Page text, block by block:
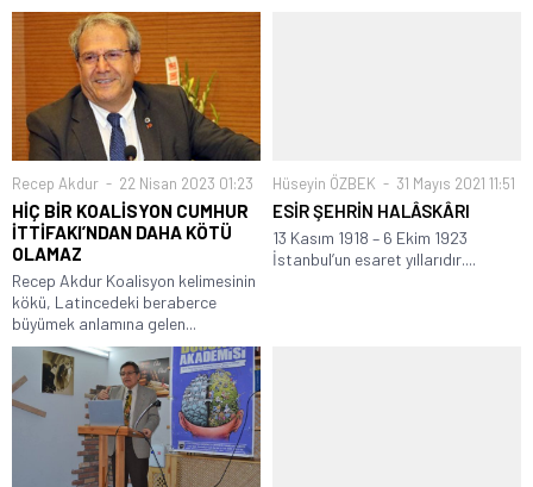
Recep Akdur 22 Nisan 2023 01:23
HİÇ BİR KOALİSYON CUMHUR
İTTİFAKI’NDAN DAHA KÖTÜ
OLAMAZ
Recep Akdur Koalisyon kelimesinin
kökü, Latincedeki beraberce
büyümek anlamına gelen...
Hüseyin ÖZBEK 31 Mayıs 2021 11:51
ESİR ŞEHRİN HALÂSKÂRI
13 Kasım 1918 – 6 Ekim 1923
İstanbul’un esaret yıllarıdır....